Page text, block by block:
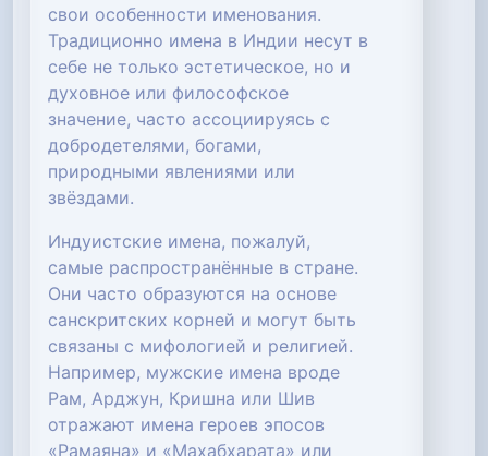
свои особенности именования.
Традиционно имена в Индии несут в
себе не только эстетическое, но и
духовное или философское
значение, часто ассоциируясь с
добродетелями, богами,
природными явлениями или
звёздами.
Индуистские имена, пожалуй,
самые распространённые в стране.
Они часто образуются на основе
санскритских корней и могут быть
связаны с мифологией и религией.
Например, мужские имена вроде
Рам, Арджун, Кришна или Шив
отражают имена героев эпосов
«Рамаяна» и «Махабхарата» или